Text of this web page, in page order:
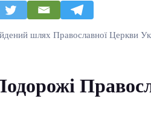
шлях Православної Церкви